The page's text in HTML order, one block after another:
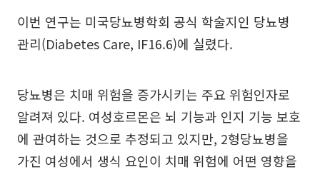
이번 연구는 미국당뇨병학회 공식 학술지인 당뇨병
관리(Diabetes Care, IF16.6)에 실렸다.
당뇨병은 치매 위험을 증가시키는 주요 위험인자로
알려져 있다. 여성호르몬은 뇌 기능과 인지 기능 보호
에 관여하는 것으로 추정되고 있지만, 2형당뇨병을
가진 여성에서 생식 요인이 치매 위험에 어떤 영향을